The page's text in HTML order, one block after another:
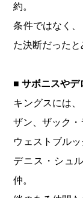
約。
条件ではなく
た決断だったと
■ サボニスやデ
キングスには
ザン、ザック・
ウェストブル
デニス・シュ
仲。